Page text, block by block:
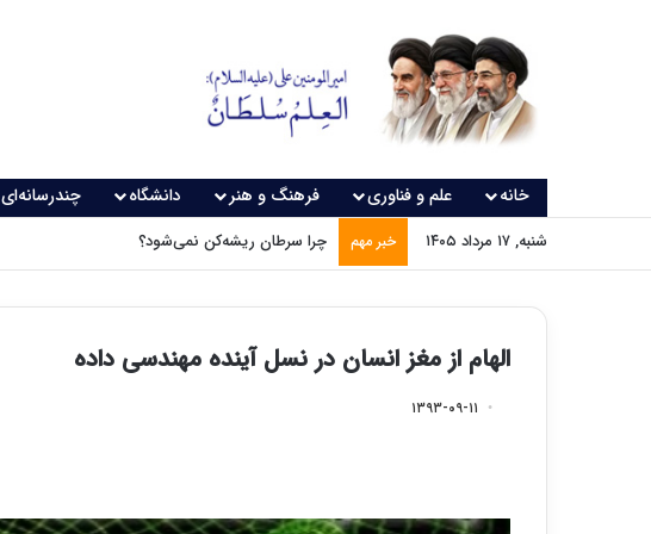
خانه علم و فناوری فرهنگ و هنر دانشگاه چندرسانه‌ای
شنبه, ۱۷ مرداد ۱۴۰۵ خبر مهم چرا سرطان ریشه‌کن نمی‌شود؟
الهام از مغز انسان در نسل آینده مهندسی داده
۱۳۹۳-۰۹-۱۱